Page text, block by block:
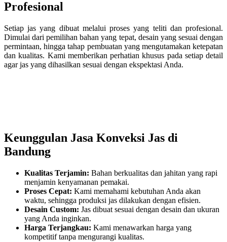
Profesional
Setiap jas yang dibuat melalui proses yang teliti dan profesional.
Dimulai dari pemilihan bahan yang tepat, desain yang sesuai dengan
permintaan, hingga tahap pembuatan yang mengutamakan ketepatan
dan kualitas. Kami memberikan perhatian khusus pada setiap detail
agar jas yang dihasilkan sesuai dengan ekspektasi Anda.
Keunggulan Jasa Konveksi Jas di
Bandung
Kualitas Terjamin: Bahan berkualitas dan jahitan yang rapi
menjamin kenyamanan pemakai.
Proses Cepat: Kami memahami kebutuhan Anda akan
waktu, sehingga produksi jas dilakukan dengan efisien.
Desain Custom: Jas dibuat sesuai dengan desain dan ukuran
yang Anda inginkan.
Harga Terjangkau: Kami menawarkan harga yang
kompetitif tanpa mengurangi kualitas.